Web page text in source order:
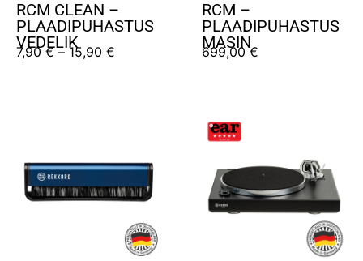
RCM CLEAN –
PLAADIPUHASTUS
VEDELIK
7,90€ – 15,90 €
RCM –
PLAADIPUHASTUS
MASIN
699,00€